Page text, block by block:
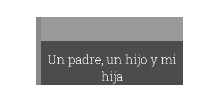
Un padre, un hijo y mi
hija